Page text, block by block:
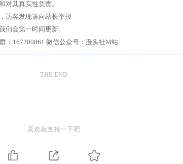
对其真实性负责。
访客发现请向站长举报
们会第一时间更新。
7、带你进入绅士内部，畅所欲言，释放最真实的自我官方qq群：167200861 微信公众号：漫头社M站
THE END
喜欢就支持一下吧